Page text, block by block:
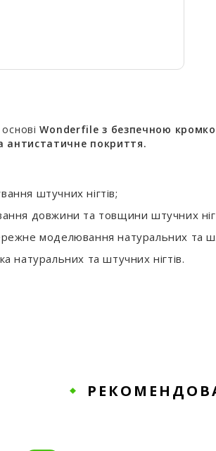
основіWonderfile з безпечною
антистатичне покриття.
штучних нігтів;
довжини та товщини штучних
моделювання натуральних та
натуральних та штучних нігтів.